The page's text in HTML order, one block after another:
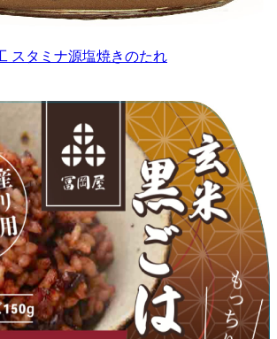
スタミナ源塩焼きのたれ